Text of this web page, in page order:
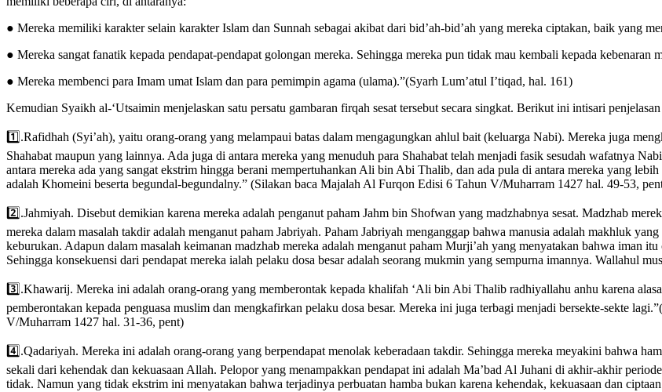
● Mereka memiliki karakter selain karakter Islam dan Sunnah sebagai akibat dari bid’ah-bid’ah yang mereka ciptakan, baik yang
● Mereka sangat fanatik kepada pendapat-pendapat golongan mereka. Sehingga mereka pun tidak mau kembali kepada kebenaran
● Mereka membenci para Imam umat Islam dan para pemimpin agama (ulama).”(Syarh Lum’atul I’tiqad, hal. 161)
Kemudian Syaikh al-‘Utsaimin menjelaskan satu persatu gambaran firqah sesat tersebut secara singkat. Berikut ini intisari
1️⃣.Rafidhah (Syi’ah), yaitu orang-orang yang melampaui batas dalam mengagungkan ahlul bait (keluarga Nabi). Mereka juga
Shahabat maupun yang lainnya. Ada juga di antara mereka yang menuduh para Shahabat telah menjadi fasik sesudah wafatnya
antara mereka ada yang sangat ekstrim hingga berani mempertuhankan Ali bin Abi Thalib, dan ada pula di antara mereka yang
adalah Khomeini beserta begundal-begundalny.” (Silakan baca Majalah Al Furqon Edisi 6 Tahun V/Muharram 1427 hal. 49-53,
2️⃣.Jahmiyah. Disebut demikian karena mereka adalah penganut paham Jahm bin Shofwan yang madzhabnya sesat. Madzhab
mereka dalam masalah takdir adalah menganut paham Jabriyah. Paham Jabriyah menganggap bahwa manusia adalah makhluk
keburukan. Adapun dalam masalah keimanan madzhab mereka adalah menganut paham Murji’ah yang menyatakan bahwa iman
Sehingga konsekuensi dari pendapat mereka ialah pelaku dosa besar adalah seorang mukmin yang sempurna imannya. Wallahul
3️⃣.Khawarij. Mereka ini adalah orang-orang yang memberontak kepada khalifah ‘Ali bin Abi Thalib radhiyallahu anhu karena
pemberontakan kepada penguasa muslim dan mengkafirkan pelaku dosa besar. Mereka ini juga terbagi menjadi bersekte-sekte
V/Muharram 1427 hal. 31-36, pent)
4️⃣.Qadariyah. Mereka ini adalah orang-orang yang berpendapat menolak keberadaan takdir. Sehingga mereka meyakini bahwa
sekali dari kehendak dan kekuasaan Allah. Pelopor yang menampakkan pendapat ini adalah Ma’bad Al Juhani di akhir-akhir
tidak. Namun yang tidak ekstrim ini menyatakan bahwa terjadinya perbuatan hamba bukan karena kehendak, kekuasaan dan